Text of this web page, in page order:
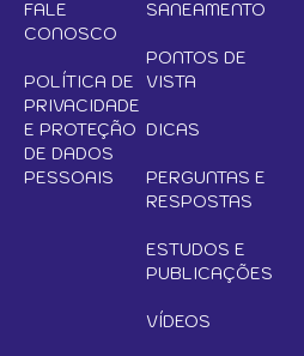
FALE
CONOSCO
POLÍTICA DE
PRIVACIDADE
E PROTEÇÃO
DE DADOS
PESSOAIS
SANEAMENTO
PONTOS DE
VISTA
DICAS
PERGUNTAS E
RESPOSTAS
ESTUDOS E
PUBLICAÇÕES
VÍDEOS